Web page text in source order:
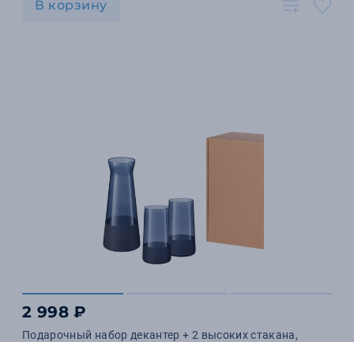
В корзину
2 998 ₽
Подарочный набор декантер + 2 высоких стакана,